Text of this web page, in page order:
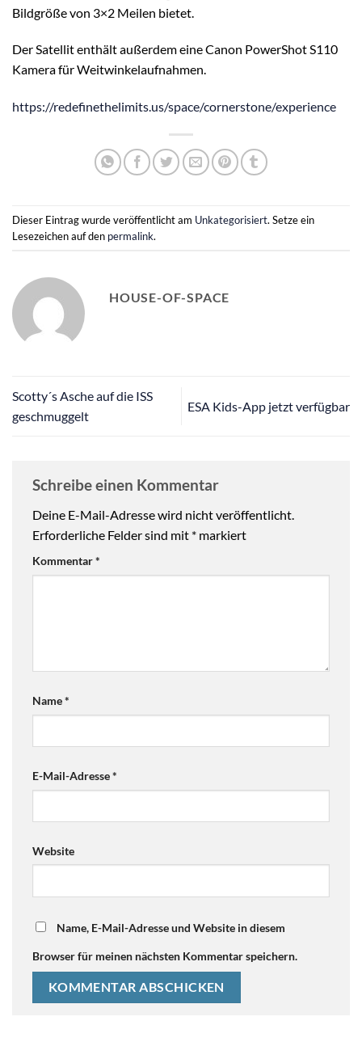
Bildgröße von 3×2 Meilen bietet.
Der Satellit enthält außerdem eine Canon PowerShot S110
Kamera für Weitwinkelaufnahmen.
https://redefinethelimits.us/space/cornerstone/experience
Dieser Eintrag wurde veröffentlicht am Unkategorisiert. Setze ein
Lesezeichen auf den permalink.
HOUSE-OF-SPACE
Scotty´s Asche auf die ISS
geschmuggelt
ESA Kids-App jetzt verfügbar
Schreibe einen Kommentar
Deine E-Mail-Adresse wird nicht veröffentlicht.
Erforderliche Felder sind mit * markiert
Kommentar*
Name*
E-Mail-Adresse*
Website
Name, E-Mail-Adresse und Website in diesem
Browser für meinen nächsten Kommentar speichern.